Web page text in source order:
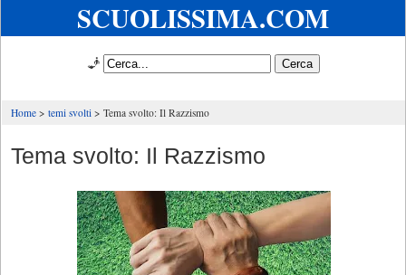
SCUOLISSIMA.COM
🧞
Home temi svolti Tema svolto: Il Razzismo
Tema svolto: Il Razzismo